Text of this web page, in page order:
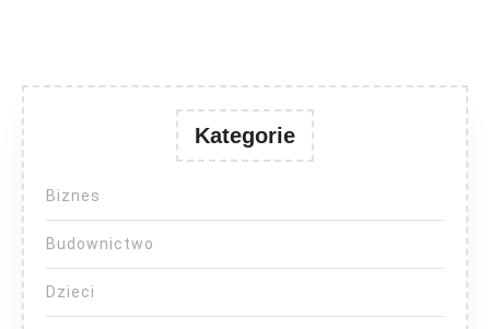
Kategorie
Biznes
Budownictwo
Dzieci